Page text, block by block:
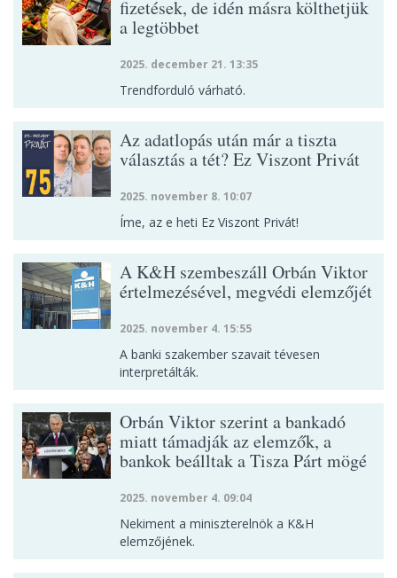
fizetések, de idén másra költhetjük
a legtöbbet
2025. december 21. 13:35
Trendforduló várható.
Az adatlopás után már a tiszta
választás a tét? Ez Viszont Privát
2025. november 8. 10:07
Íme, az e heti Ez Viszont Privát!
A K&H szembeszáll Orbán Viktor
értelmezésével, megvédi elemzőjét
2025. november 4. 15:55
A banki szakember szavait tévesen
interpretálták.
Orbán Viktor szerint a bankadó
miatt támadják az elemzők, a
bankok beálltak a Tisza Párt mögé
2025. november 4. 09:04
Nekiment a miniszterelnök a K&H
elemzőjének.